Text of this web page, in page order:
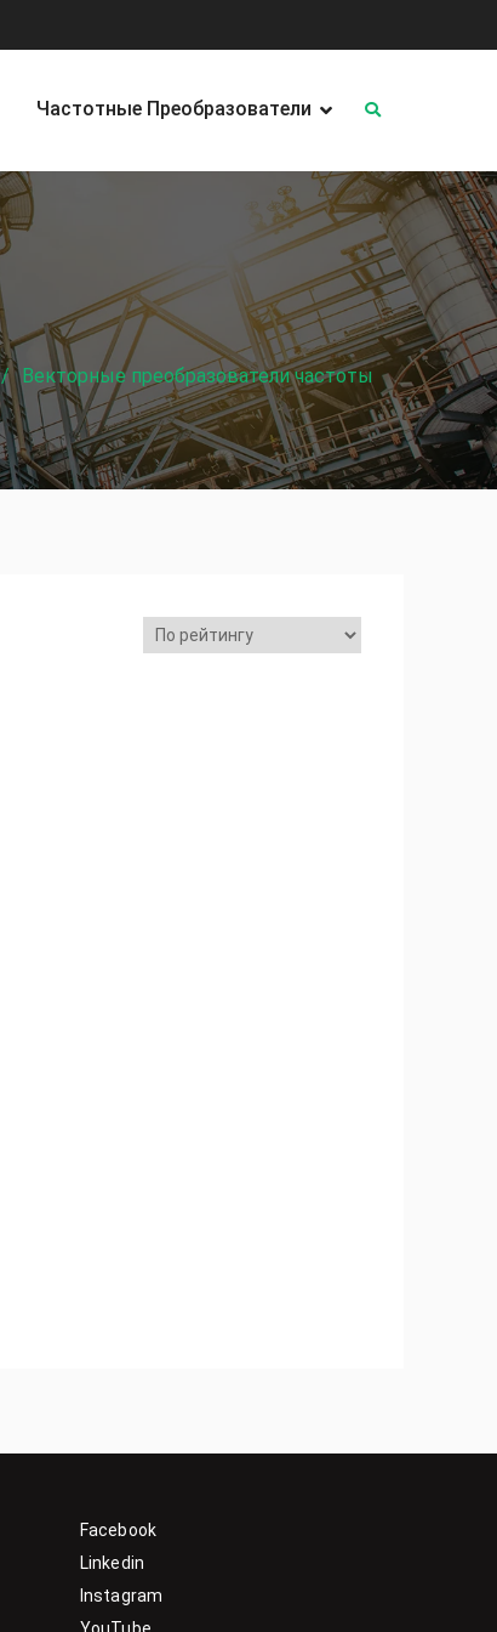
Частотные Преобразователи
Векторные преобразователи частоты
Facebook
Linkedin
Instagram
YouTube